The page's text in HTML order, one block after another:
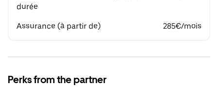
durée
Assurance (à partir de) 285€/mois
Perks from the partner